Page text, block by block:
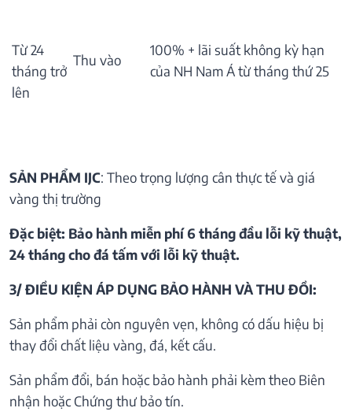
Từ 24
tháng trở
lên
Thu vào
100% + lãi suất không kỳ hạn
của NH Nam Á từ tháng thứ 25
SẢN PHẨM IJC: Theo trọng lượng cân thực tế và giá
vàng thị trường
Đặc biệt: Bảo hành miễn phí 6 tháng đầu lỗi kỹ thuật,
24 tháng cho đá tấm với lỗi kỹ thuật.
3/ ĐIỀU KIỆN ÁP DỤNG BẢO HÀNH VÀ THU ĐỒI:
Sản phẩm phải còn nguyên vẹn, không có dấu hiệu bị
thay đổi chất liệu vàng, đá, kết cấu.
Sản phẩm đổi, bán hoặc bảo hành phải kèm theo Biên
nhận hoặc Chứng thư bảo tín.